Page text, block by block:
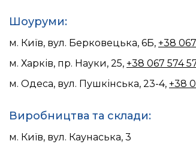
Шоуруми:
м. Київ, вул. Берковецька, 6Б, +38
м. Харків, пр. Науки, 25, +38 067 574
м. Одеса, вул. Пушкінська, 23-4, +38
Виробництва та склади:
м. Київ, вул. Каунаська, 3